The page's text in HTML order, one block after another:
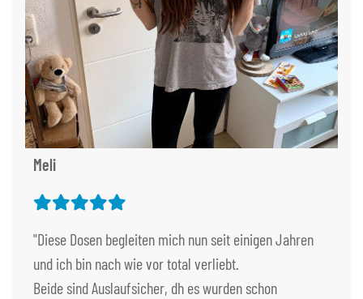
Meli
"Diese Dosen begleiten mich nun seit einigen Jahren
und ich bin nach wie vor total verliebt.
Beide sind Auslaufsicher, dh es wurden schon